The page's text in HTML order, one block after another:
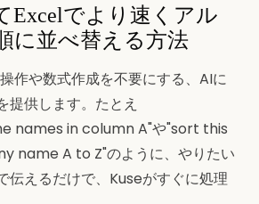
Excelでより速くアル
に並べ替える方法
作や数式作成を不要にする、AIに
提供します。たとえ
names in column A"や"sort this
name A to Z"のように、やりたい
伝えるだけで、Kuseがすぐに処理